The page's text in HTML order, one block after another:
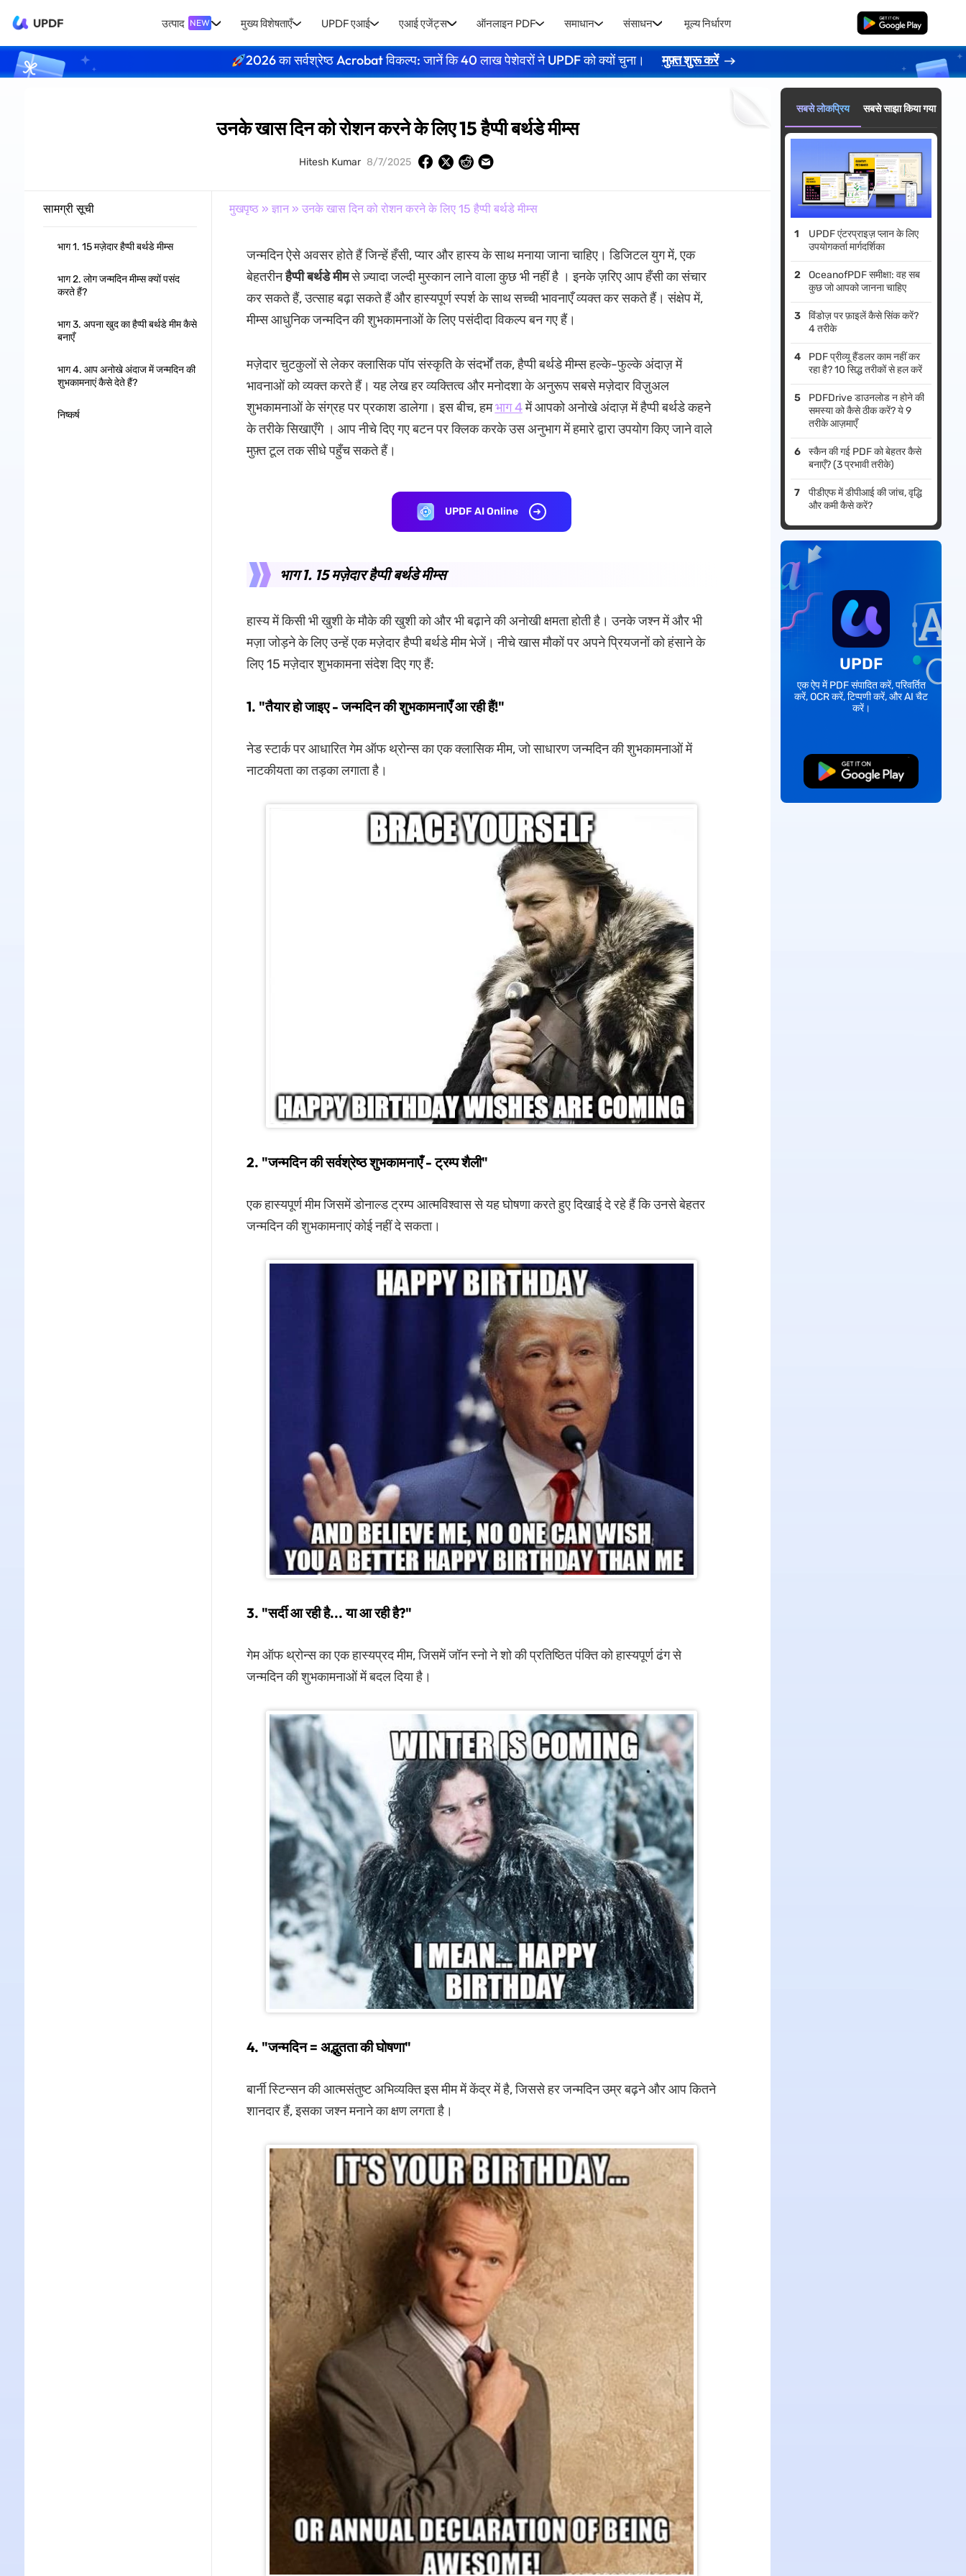
UPDF उत्पाद NEW मुख्य विशेषताएँ UPDF एआई एआई एजेंट्स ऑनलाइन PDF समाधान संसाधन मूल्य निर्धारण मुफ्त डाउनलोड
2026 का सर्वश्रेष्ठ Acrobat विकल्प: जानें कि 40 लाख पेशेवरों ने UPDF को क्यों चुना। मुफ़्त शुरू करें
उनके खास दिन को रोशन करने के लिए 15 हैप्पी बर्थडे मीम्स
Hitesh Kumar 8/7/2025
सामग्री सूची
भाग 1. 15 मज़ेदार हैप्पी बर्थडे मीम्स
भाग 2. लोग जन्मदिन मीम्स क्यों पसंद
करते हैं?
भाग 3. अपना खुद का हैप्पी बर्थडे मीम कैसे
बनाएँ
भाग 4. आप अनोखे अंदाज में जन्मदिन की
शुभकामनाएं कैसे देते हैं?
निष्कर्ष
मुखपृष्ठ» ज्ञान» उनके खास दिन को रोशन करने के लिए 15 हैप्पी बर्थडे मीम्स
जन्मदिन ऐसे अवसर होते हैं जिन्हें हँसी, प्यार और हास्य के साथ मनाया जाना चाहिए। डिजिटल युग में, एक
बेहतरीनहैप्पी बर्थडे मीमसे ज़्यादा जल्दी मुस्कान लाने वाला कुछ भी नहीं है । इनके ज़रिए आप हँसी का संचार
कर सकते हैं, उत्साह बढ़ा सकते हैं और हास्यपूर्ण स्पर्श के साथ सच्ची भावनाएँ व्यक्त कर सकते हैं। संक्षेप में,
मीम्स आधुनिक जन्मदिन की शुभकामनाओं के लिए पसंदीदा विकल्प बन गए हैं।
मज़ेदार चुटकुलों से लेकर क्लासिक पॉप संस्कृति के संदर्भों तक, हैप्पी बर्थडे मीम्स हल्के-फुल्के अंदाज़ में
भावनाओं को व्यक्त करते हैं। यह लेख हर व्यक्तित्व और मनोदशा के अनुरूप सबसे मज़ेदार विज़ुअल
शुभकामनाओं के संग्रह पर प्रकाश डालेगा। इस बीच, हमभाग 4में आपको अनोखे अंदाज़ में हैप्पी बर्थडे कहने
के तरीके सिखाएँगे । आप नीचे दिए गए बटन पर क्लिक करके उस अनुभाग में हमारे द्वारा उपयोग किए जाने वाले
मुफ़्त टूल तक सीधे पहुँच सकते हैं।
UPDF AI Online
भाग 1. 15 मज़ेदार हैप्पी बर्थडे मीम्स
हास्य में किसी भी खुशी के मौके की खुशी को और भी बढ़ाने की अनोखी क्षमता होती है। उनके जश्न में और भी
मज़ा जोड़ने के लिए उन्हें एक मज़ेदार हैप्पी बर्थडे मीम भेजें। नीचे खास मौकों पर अपने प्रियजनों को हंसाने के
लिए 15 मज़ेदार शुभकामना संदेश दिए गए हैं:
1. "तैयार हो जाइए - जन्मदिन की शुभकामनाएँ आ रही हैं!"
नेड स्टार्क पर आधारित गेम ऑफ थ्रोन्स का एक क्लासिक मीम, जो साधारण जन्मदिन की शुभकामनाओं में
नाटकीयता का तड़का लगाता है।
2. "जन्मदिन की सर्वश्रेष्ठ शुभकामनाएँ - ट्रम्प शैली"
एक हास्यपूर्ण मीम जिसमें डोनाल्ड ट्रम्प आत्मविश्वास से यह घोषणा करते हुए दिखाई दे रहे हैं कि उनसे बेहतर
जन्मदिन की शुभकामनाएं कोई नहीं दे सकता।
3. "सर्दी आ रही है... या आ रही है?"
गेम ऑफ थ्रोन्स का एक हास्यप्रद मीम, जिसमें जॉन स्नो ने शो की प्रतिष्ठित पंक्ति को हास्यपूर्ण ढंग से
जन्मदिन की शुभकामनाओं में बदल दिया है।
4. "जन्मदिन = अद्भुतता की घोषणा"
बार्नी स्टिन्सन की आत्मसंतुष्ट अभिव्यक्ति इस मीम में केंद्र में है, जिससे हर जन्मदिन उम्र बढ़ने और आप कितने
शानदार हैं, इसका जश्न मनाने का क्षण लगता है।
सबसे लोकप्रिय सबसे साझा किया गया
UPDF एंटरप्राइज़ प्लान के लिए
उपयोगकर्ता मार्गदर्शिका
OceanofPDF समीक्षा: वह सब
कुछ जो आपको जानना चाहिए
विंडोज़ पर फ़ाइलें कैसे सिंक करें?
4 तरीके
PDF प्रीव्यू हैंडलर काम नहीं कर
रहा है? 10 सिद्ध तरीकों से हल करें
PDFDrive डाउनलोड न होने की
समस्या को कैसे ठीक करें? ये 9
तरीके आज़माएँ
स्कैन की गई PDF को बेहतर कैसे
बनाएँ? (3 प्रभावी तरीके)
पीडीएफ में डीपीआई की जांच, वृद्धि
और कमी कैसे करें?
UPDF
एक ऐप में PDF संपादित करें, परिवर्तित
करें, OCR करें, टिप्पणी करें, और AI चैट
करें।
मुफ्त डाउनलोड